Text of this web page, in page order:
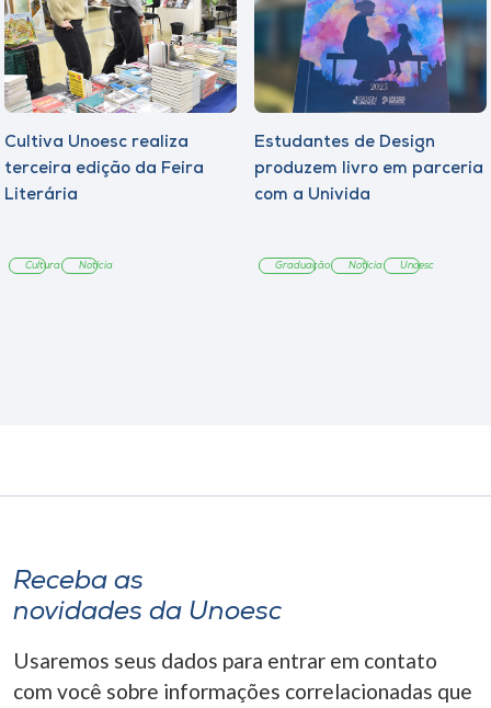
Cultiva Unoesc realiza
terceira edição da Feira
Literária
Cultura Notícia
Estudantes de Design
produzem livro em parceria
com a Univida
Graduação Notícia Unoesc
Receba as
novidades da Unoesc
Usaremos seus dados para entrar em contato
com você sobre informações correlacionadas que